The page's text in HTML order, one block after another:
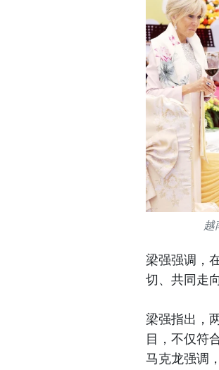
越
梁强强调，
切、共同走
梁强指出，
目，不仅符
马克龙强调